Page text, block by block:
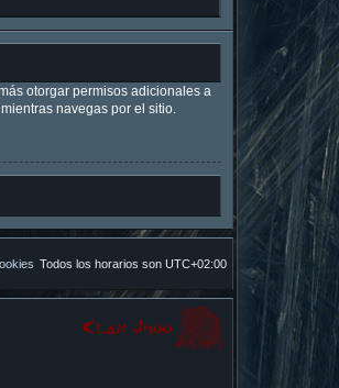
otorgar permisos adicionales a
navegas por el sitio.
Todos los horarios son UTC+02:00